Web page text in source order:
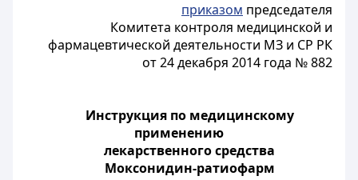
приказом председателя
Комитета контроля медицинской и
фармацевтической деятельности МЗ и СР РК
от 24 декабря 2014 года № 882
Инструкция по медицинскому
применению
лекарственного средства
Моксонидин-ратиофарм